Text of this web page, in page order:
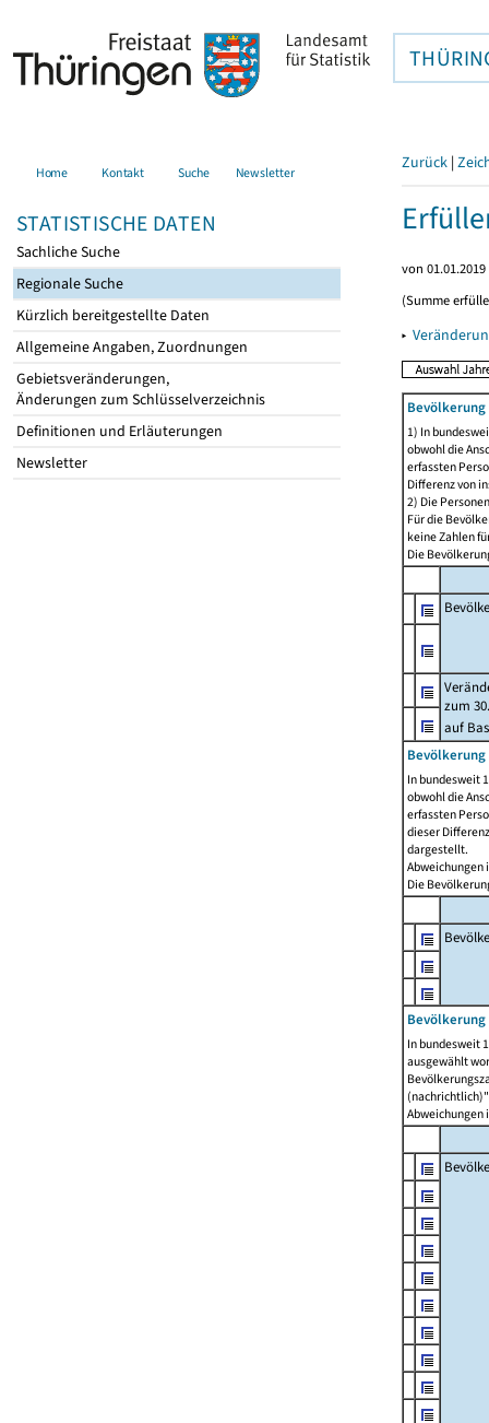
Home Kontakt Suche Newsletter
STATISTISCHE DATEN
Sachliche Suche
Regionale Suche
Kürzlich bereitgestellte Daten
Allgemeine Angaben, Zuordnungen
Gebietsveränderungen,
Änderungen zum Schlüsselverzeichnis
Definitionen und Erläuterungen
Newsletter
Zurück |
von
(Summe
▸
1) In
obwohl die
erfassten
Differenz von
2) Die
Für die
keine Zahlen
Die
zum
auf
Bevölkerung
In bundesweit
obwohl die
erfassten
dieser
dargestellt.
Abweichungen
Die
In bundesweit
ausgewählt
Abweichungen